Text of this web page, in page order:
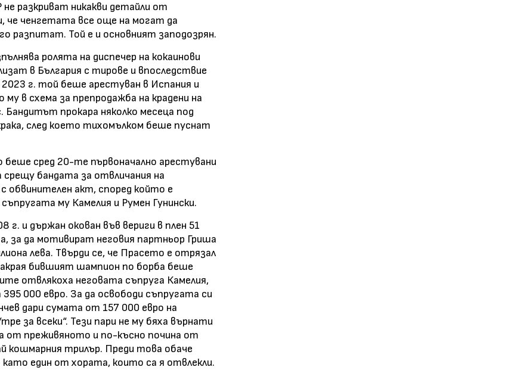
разкриват никакви детайли от
че ченгетата все още на могат да
разпитат. Той е и основният заподозрян.
ролята на диспечер на кокаинови
в България с тирове и впоследствие
г. той беше арестуван в Испания и
в схема за препродажба на крадени на
прокара няколко месеца под
след което тихомълком беше пуснат
сред 20-те първоначално арестувани
бандата за отвличания на
обвинителен акт, според който е
му Камелия и Румен Гунински.
г. и държан окован във вериги в плен 51
за да мотивират неговия партньор Гриша
лева. Твърди се, че Прасето е отрязал
бившият шампион по борба беше
отвлякоха неговата съпруга Камелия,
000 евро. За да освободи съпругата си
дари сумата от 157 000 евро на
за всеки“. Тези пари не му бяха върнати
от преживяното и по-късно почина от
кошмарния трилър. Преди това обаче
един от хората, които са я отвлекли.